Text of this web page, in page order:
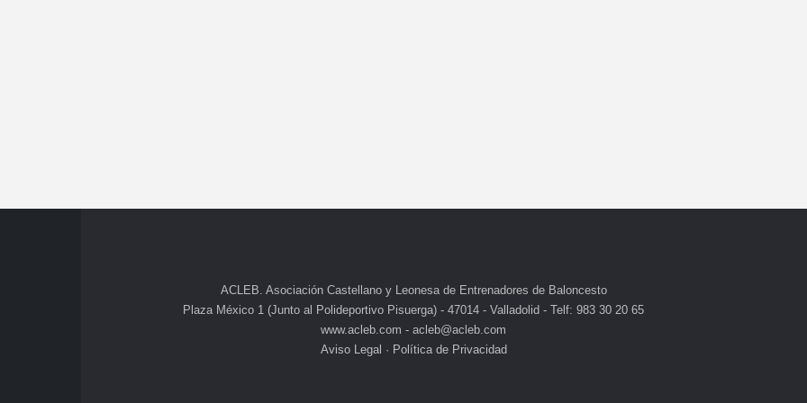
ACLEB. Asociación Castellano y Leonesa de Entrenadores de Baloncesto
Plaza México 1 (Junto al Polideportivo Pisuerga) - 47014 - Valladolid - Telf: 983 30 20 65
www.acleb.com - acleb@acleb.com
Aviso Legal · Política de Privacidad